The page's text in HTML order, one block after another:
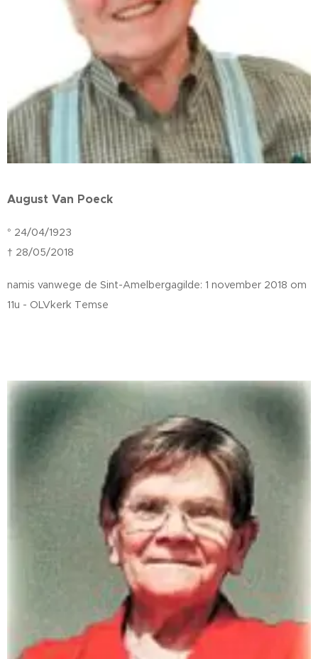
August Van Poeck
° 24/04/1923
† 28/05/2018
namis vanwege de Sint-Amelbergagilde: 1 november 2018 om
11u - OLVkerk Temse